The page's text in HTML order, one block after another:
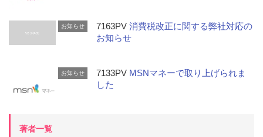
お知らせ 7163PV消費税改正に関する弊社対応の
お知らせ
お知らせ 7133PV MSNマネーで取り上げられま
した
著者一覧